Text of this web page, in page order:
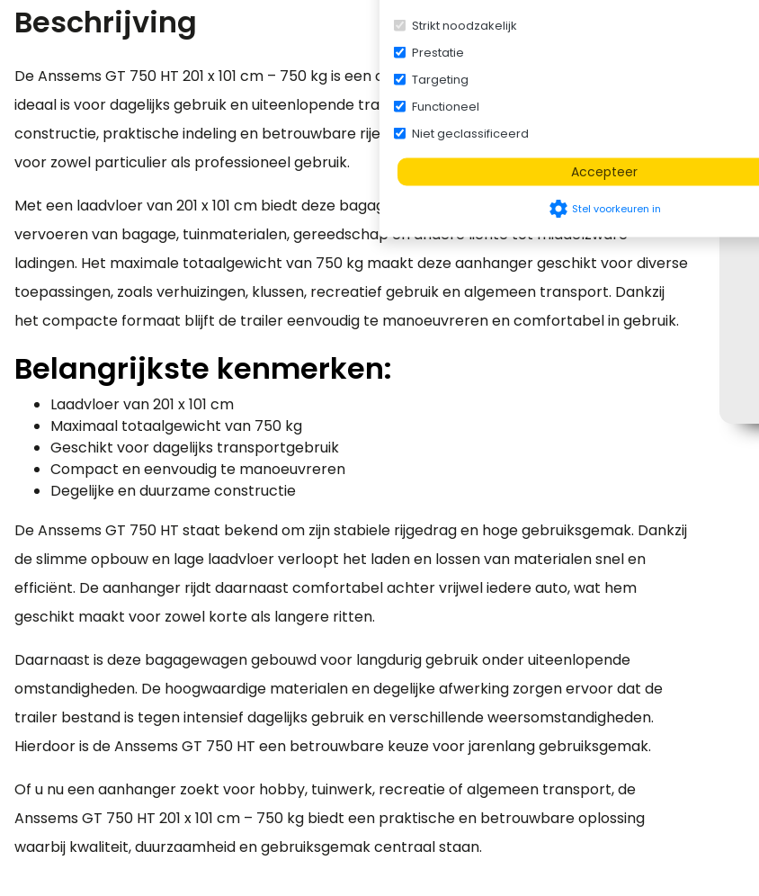
Beschrijving
De Anssems GT 750 HT 201 x 101 cm – 750 kg is een compacte en veelzijdige bagagewagen die
ideaal is voor dagelijks gebruik en uiteenlopende transportwerkzaamheden. Dankzij de sterke
constructie, praktische indeling en betrouwbare rijeigenschappen is deze aanhanger geschikt
voor zowel particulier als professioneel gebruik.
Met een laadvloer van 201 x 101 cm biedt deze bagagewagen voldoende ruimte voor het
vervoeren van bagage, tuinmaterialen, gereedschap en andere lichte tot middelzware
ladingen. Het maximale totaalgewicht van 750 kg maakt deze aanhanger geschikt voor diverse
toepassingen, zoals verhuizingen, klussen, recreatief gebruik en algemeen transport. Dankzij
het compacte formaat blijft de trailer eenvoudig te manoeuvreren en comfortabel in gebruik.
Belangrijkste kenmerken:
Laadvloer van 201 x 101 cm
Maximaal totaalgewicht van 750 kg
Geschikt voor dagelijks transportgebruik
Compact en eenvoudig te manoeuvreren
Degelijke en duurzame constructie
De Anssems GT 750 HT staat bekend om zijn stabiele rijgedrag en hoge gebruiksgemak. Dankzij
de slimme opbouw en lage laadvloer verloopt het laden en lossen van materialen snel en
efficiënt. De aanhanger rijdt daarnaast comfortabel achter vrijwel iedere auto, wat hem
geschikt maakt voor zowel korte als langere ritten.
Daarnaast is deze bagagewagen gebouwd voor langdurig gebruik onder uiteenlopende
omstandigheden. De hoogwaardige materialen en degelijke afwerking zorgen ervoor dat de
trailer bestand is tegen intensief dagelijks gebruik en verschillende weersomstandigheden.
Hierdoor is de Anssems GT 750 HT een betrouwbare keuze voor jarenlang gebruiksgemak.
Of u nu een aanhanger zoekt voor hobby, tuinwerk, recreatie of algemeen transport, de
Anssems GT 750 HT 201 x 101 cm – 750 kg biedt een praktische en betrouwbare oplossing
waarbij kwaliteit, duurzaamheid en gebruiksgemak centraal staan.
Strikt noodzakelijk
Prestatie
Targeting
Functioneel
Niet geclassificeerd
Accepteer
settings Stel voorkeuren in